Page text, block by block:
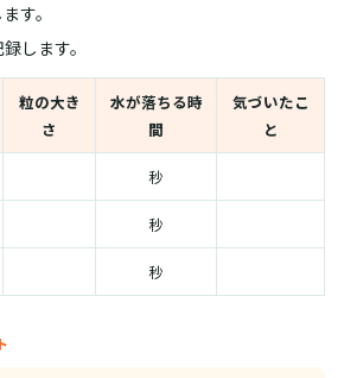
す。
します。
粒の大き
さ
水が落ちる時
間
気づいたこ
と
秒
秒
秒